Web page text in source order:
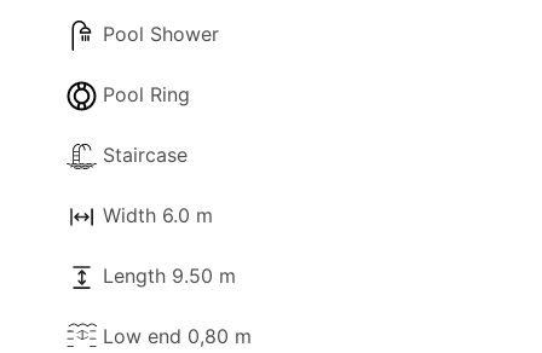
Pool Shower
Pool Ring
Staircase
Width 6.0 m
Length 9.50 m
Low end 0,80 m